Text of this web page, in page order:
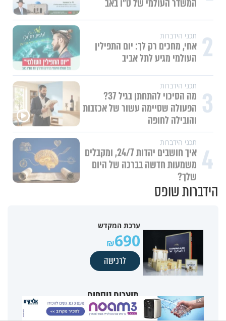
2 אחי, מחכים רק לך: יום התפילין
העולמי מגיע לתל אביב
3
מה הסיכוי להתחתן בגיל 37?
הפעולה שסיימה עשור של אכזבות
והובילה לחופה
4
איך חושבים יהדות 24/7, ומקבלים
משמעות חדשה בברכה של היום
שלך?
הידברות שופס
ערכת המקדש
690
לרכישה
מוצרים נוספים X